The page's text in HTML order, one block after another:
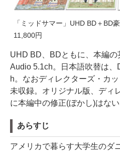
「ミッドサマー」UHD BD＋
11,800円
UHD BD、BDともに、本編
Audio 5.1ch。日本語吹替は
h。なおディレクターズ・カ
未収録。オリジナル版、ディ
に本編中の修正(ぼかし)はない
あらすじ
アメリカで暮らす大学生のダ